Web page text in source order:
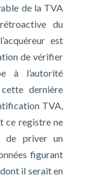
de la TVA
du
est
de vérifier
à l’autorité
dernière
TVA,
ce registre ne
de priver un
figurant
il serait en